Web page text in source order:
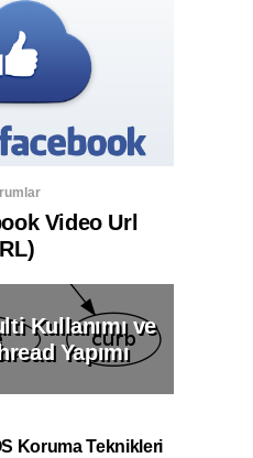
Video Url
Kullanımı ve
Yapımı
Koruma Teknikleri